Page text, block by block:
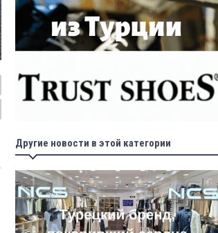
Другие новости в этой категории